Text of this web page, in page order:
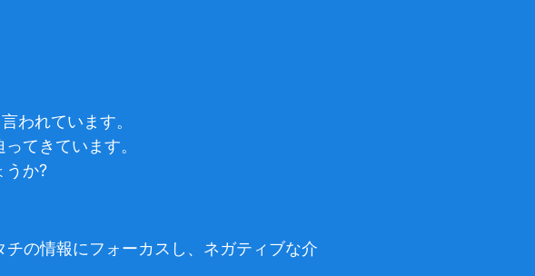
われています。
てきています。
うか?
の情報にフォーカスし、ネガティブな介